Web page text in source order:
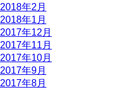
2018年2月
2018年1月
2017年12月
2017年11月
2017年10月
2017年9月
2017年8月